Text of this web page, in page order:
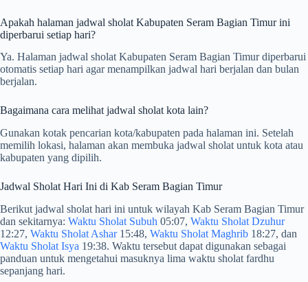
Apakah halaman jadwal sholat Kabupaten Seram Bagian Timur ini
diperbarui setiap hari?
Ya. Halaman jadwal sholat Kabupaten Seram Bagian Timur diperbarui
otomatis setiap hari agar menampilkan jadwal hari berjalan dan bulan
berjalan.
Bagaimana cara melihat jadwal sholat kota lain?
Gunakan kotak pencarian kota/kabupaten pada halaman ini. Setelah
memilih lokasi, halaman akan membuka jadwal sholat untuk kota atau
kabupaten yang dipilih.
Jadwal Sholat Hari Ini di Kab Seram Bagian Timur
Berikut jadwal sholat hari ini untuk wilayah Kab Seram Bagian Timur
dan sekitarnya: Waktu Sholat Subuh 05:07, Waktu Sholat Dzuhur
12:27, Waktu Sholat Ashar15:48, Waktu Sholat Maghrib 18:27, dan
Waktu Sholat Isya 19:38. Waktu tersebut dapat digunakan sebagai
panduan untuk mengetahui masuknya lima waktu sholat fardhu
sepanjang hari.